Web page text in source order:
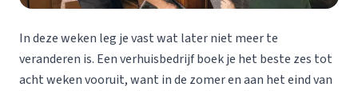
In deze weken leg je vast wat later niet meer te
veranderen is. Een verhuisbedrijf boek je het beste zes tot
acht weken vooruit, want in de zomer en aan het eind van